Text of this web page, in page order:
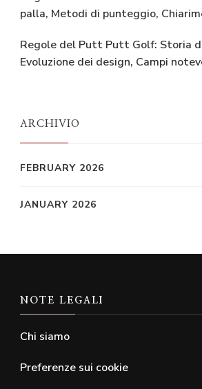
palla, Metodi di punteggio,
Regole del Putt Putt Golf: Storia
Evoluzione dei design, Campi
ARCHIVIO
FEBRUARY 2026
JANUARY 2026
NOTE LEGALI
Chi siamo
Preferenze sui cookie